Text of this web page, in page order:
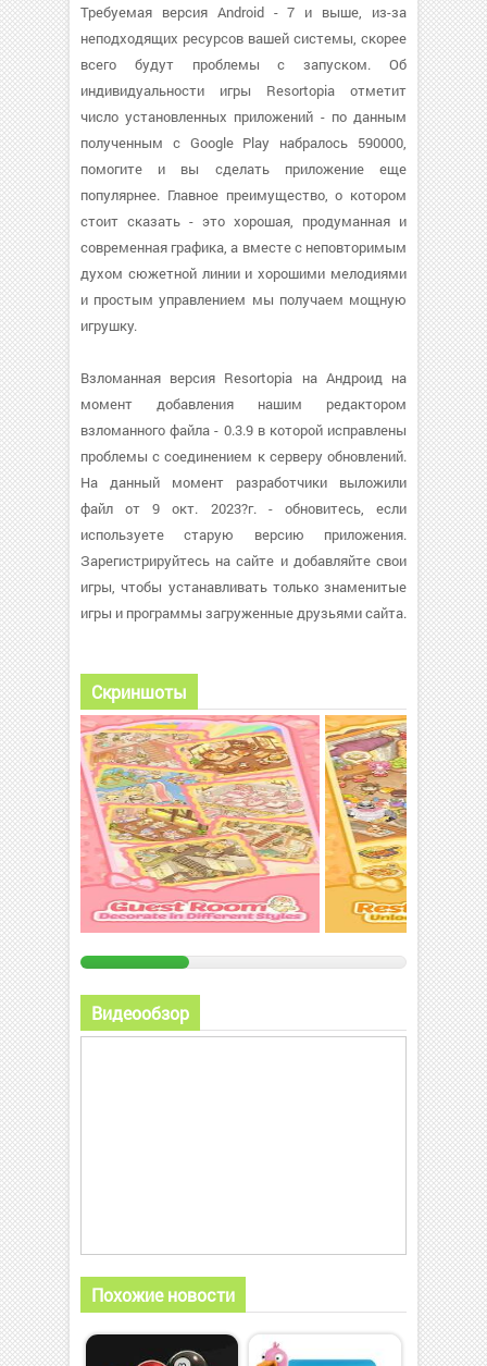
Требуемая версия Android - 7 и выше, из-за
неподходящих ресурсов вашей системы, скорее
всего будут проблемы с запуском. Об
индивидуальности игры Resortopia отметит
число установленных приложений - по данным
полученным с Google Play набралось 590000,
помогите и вы сделать приложение еще
популярнее. Главное преимущество, о котором
стоит сказать - это хорошая, продуманная и
современная графика, а вместе с неповторимым
духом сюжетной линии и хорошими мелодиями
и простым управлением мы получаем мощную
игрушку.
Взломанная версия Resortopia на Андроид на
момент добавления нашим редактором
взломанного файла - 0.3.9 в которой исправлены
проблемы с соединением к серверу обновлений.
На данный момент разработчики выложили
файл от 9 окт. 2023?г. - обновитесь, если
используете старую версию приложения.
Зарегистрируйтесь на сайте и добавляйте свои
игры, чтобы устанавливать только знаменитые
игры и программы загруженные друзьями сайта.
Скриншоты
Видеообзор
Похожие новости